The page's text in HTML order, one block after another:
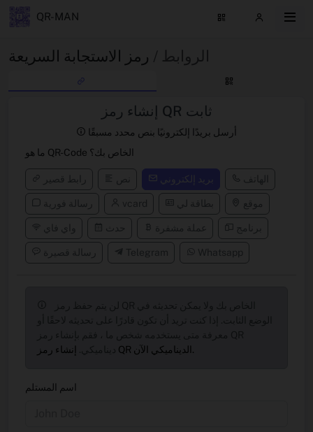
QR-MAN
الروابط / رمز الاستجابة السريعة
إنشاء رمز QR ثابت
أرسل بريدًا إلكترونيًا بنص محدد مسبقًا
ما هو QR-Code الخاص بك؟
رابط قصير نص بريد إلكتروني الهاتف
رسالة فورية vcard بطاقة لي موقع
واي فاي حدث عملة مشفرة برنامج
رسالة قصيرة Telegram Whatsapp
اسم المستلم